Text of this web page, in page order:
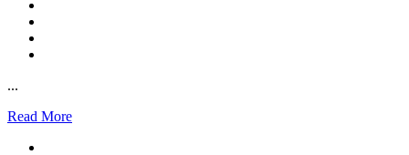
...
Read More